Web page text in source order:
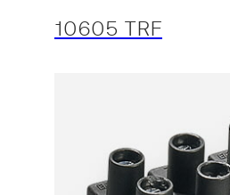
10605 TRF